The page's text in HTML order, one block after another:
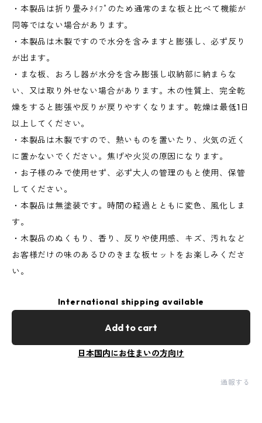
・本製品は折り畳みﾀｲﾌﾟのため通常のまな板と比べて機能が
同等ではない場合があります。
・本製品は木製ですので水分を含みますと膨張し、必ず反り
が出ます。
・まな板、おろし器が水分を含み膨張し収納部に納まらな
い、又は取り外せない場合があります。木の性質上、完全乾
燥をすると膨張や反りが戻りやすくなります。乾燥は最低1日
以上してください。
・本製品は木製ですので、熱いものを置いたり、火気の近く
に置かないでください。焦げや火災の原因になります。
・お子様のみで使用せず、必ず大人の管理のもと使用、保管
してください。
・本製品は無塗装です。時間の経過とともに変色、風化しま
す。
・木製品のぬくもり、香り、反りや使用感、キズ、汚れなど
お客様だけの味のあるひのきまな板セットをお楽しみくださ
い。
International shipping available
Add to cart
日本国内にお住まいの方向け
通報する